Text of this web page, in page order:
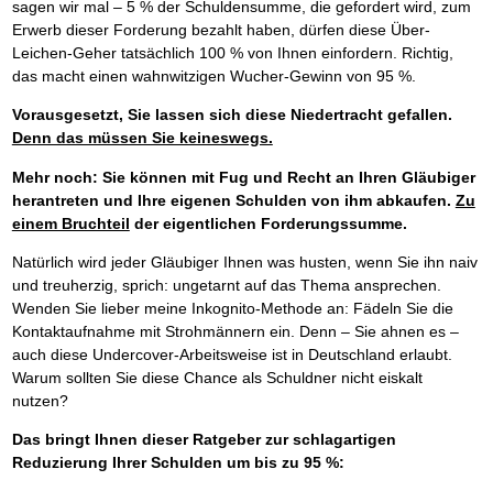
sagen wir mal – 5 % der Schuldensumme, die gefordert wird, zum
Erwerb dieser Forderung bezahlt haben, dürfen diese Über-
Leichen-Geher tatsächlich 100 % von Ihnen einfordern. Richtig,
das macht einen wahnwitzigen Wucher-Gewinn von 95 %.
Vorausgesetzt, Sie lassen sich diese Niedertracht gefallen.
Denn das müssen Sie keineswegs.
Mehr noch: Sie können mit Fug und Recht an Ihren Gläubiger
herantreten und Ihre eigenen Schulden von ihm abkaufen. Zu
einem Bruchteil der eigentlichen Forderungssumme.
Natürlich wird jeder Gläubiger Ihnen was husten, wenn Sie ihn naiv
und treuherzig, sprich: ungetarnt auf das Thema ansprechen.
Wenden Sie lieber meine Inkognito-Methode an: Fädeln Sie die
Kontaktaufnahme mit Strohmännern ein. Denn – Sie ahnen es –
auch diese Undercover-Arbeitsweise ist in Deutschland erlaubt.
Warum sollten Sie diese Chance als Schuldner nicht eiskalt
nutzen?
Das bringt Ihnen dieser Ratgeber zur schlagartigen
Reduzierung Ihrer Schulden um bis zu 95 %: